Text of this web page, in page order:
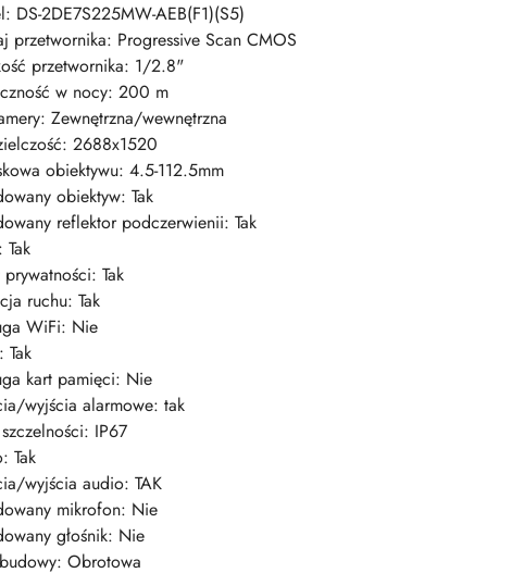
DS-2DE7S225MW-AEB(F1)(S5)
przetwornika: Progressive Scan CMOS
przetwornika: 1/2.8"
w nocy: 200 m
Zewnętrzna/wewnętrzna
2688x1520
obiektywu: 4.5-112.5mm
obiektyw: Tak
reflektor podczerwienii: Tak
Tak
ruchu: Tak
WiFi: Nie
Tak
kart pamięci: Nie
wyjścia alarmowe: tak
IP67
Tak
wyjścia audio: TAK
mikrofon: Nie
głośnik: Nie
Obrotowa